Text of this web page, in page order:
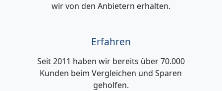
wir von den Anbietern erhalten.
Erfahren
Seit 2011 haben wir bereits über 70.000
Kunden beim Vergleichen und Sparen
geholfen.